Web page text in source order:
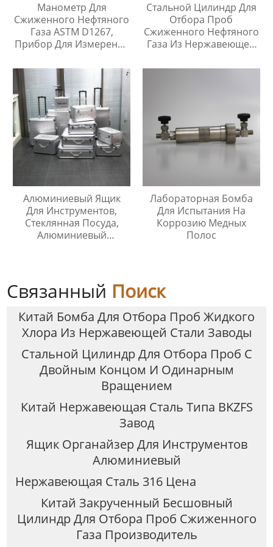
Манометр Для
Сжиженного Нефтяного
Газа ASTM D1267,
Прибор Для Измерения
Стальной Цилиндр Для
Отбора Проб
Сжиженного Нефтяного
Газа Из Нержавеющей
Быстрого Соединителя
Алюминиевый Ящик
Для Инструментов,
Стеклянная Посуда,
Алюминиевый
Лабораторная Бомба
Для Испытания На
Коррозию Медных
Полос
Связанный Поиск
Китай Бомба Для Отбора Проб Жидкого
Хлора Из Нержавеющей Стали Заводы
Стальной Цилиндр Для Отбора Проб С
Двойным Концом И Одинарным
Вращением
Китай Нержавеющая Сталь Типа BKZFS
Завод
Ящик Органайзер Для Инструментов
Алюминиевый
Нержавеющая Сталь 316 Цена
Китай Закрученный Бесшовный
Цилиндр Для Отбора Проб Сжиженного
Газа Производитель